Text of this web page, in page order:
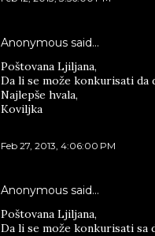
Anonymous said…
Poštovana Ljiljana,
Da li se može konkurisati da
Najlepše hvala,
Koviljka
Feb 27, 2013, 4:06:00 PM
Anonymous said…
Poštovana Ljiljana,
Da li se može konkurisati sa